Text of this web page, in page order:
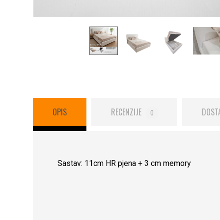
OPIS RECENZIJE 0
Sastav: 11cm HR pjena + 3 cm memory